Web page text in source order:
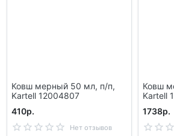
Ковш мерный 50 мл, п/п,
Kartell 12004807
410р.
Нет отзывов
Ковш
Kartell
1738р.